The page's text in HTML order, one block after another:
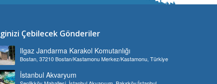
Çebilecek Gönderiler
Ilgaz Jandarma Karakol Komutanlığı
Bostan, 37210 Bostan/Kastamonu Merkez/Kastamonu, Türkiye
İstanbul Akvaryum